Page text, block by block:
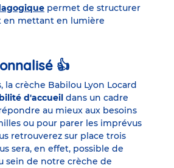
permet de structurer
en mettant en lumière
👍
la crèche Babilou Lyon Locard
d'accueil dans un cadre
au mieux aux besoins
ou pour parer les imprévus
retrouverez sur place trois
sera, en effet, possible de
sein de notre crèche de